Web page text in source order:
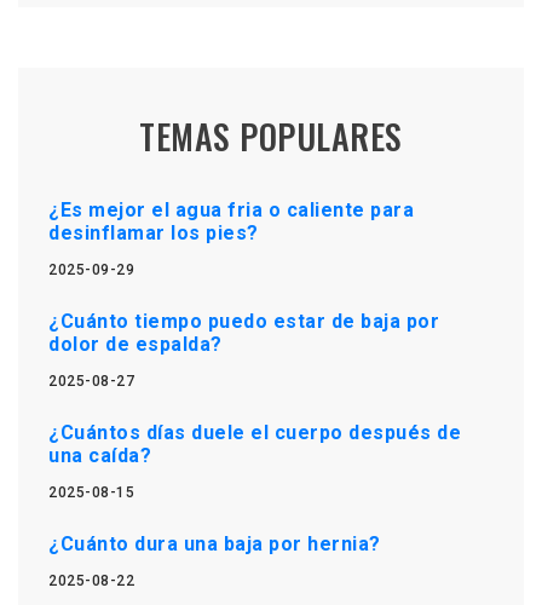
TEMAS POPULARES
¿Es mejor el agua fria o caliente para
desinflamar los pies?
2025-09-29
¿Cuánto tiempo puedo estar de baja por
dolor de espalda?
2025-08-27
¿Cuántos días duele el cuerpo después de
una caída?
2025-08-15
¿Cuánto dura una baja por hernia?
2025-08-22